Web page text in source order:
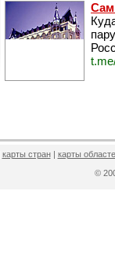
карты стран| карты
©